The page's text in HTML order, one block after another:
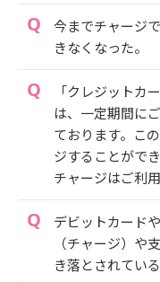
今までチャージ
きなくなった。
「クレジットカ
は、一定期間に
ております。こ
ジすることがで
チャージはご利
デビットカード
（チャージ）や
き落とされている